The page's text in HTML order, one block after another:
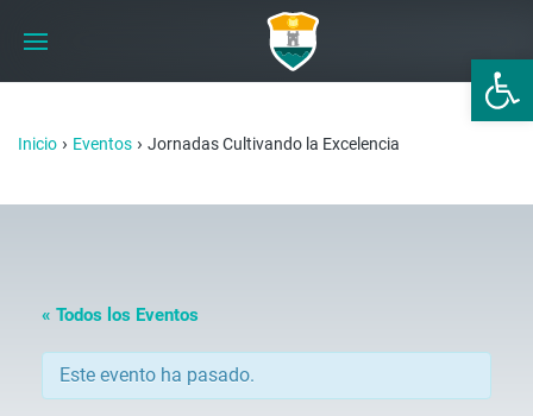
Abrir
Inicio › Eventos › Jornadas Cultivando la Excelencia
« Todos los Eventos
Este evento ha pasado.